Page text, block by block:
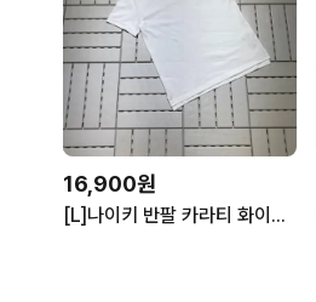
16,900원
[L]나이키 반팔 카라티 화이트 0705